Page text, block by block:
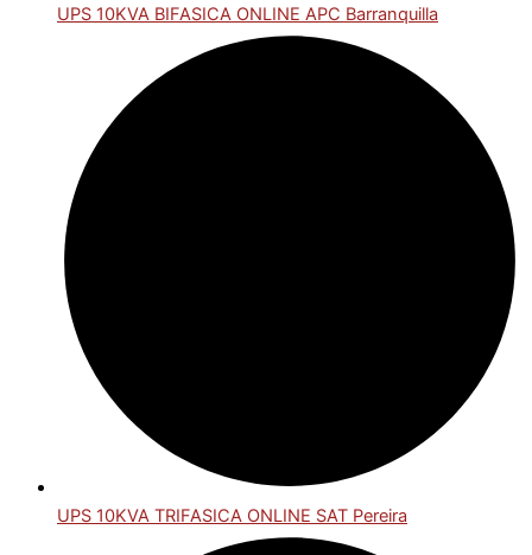
UPS 10KVA BIFASICA ONLINE APC Barranquilla
UPS 10KVA TRIFASICA ONLINE SAT Pereira